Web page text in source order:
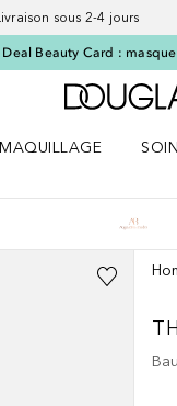
sous 2-4 jours
Deal Beauty Card :
MAQUILLAGE